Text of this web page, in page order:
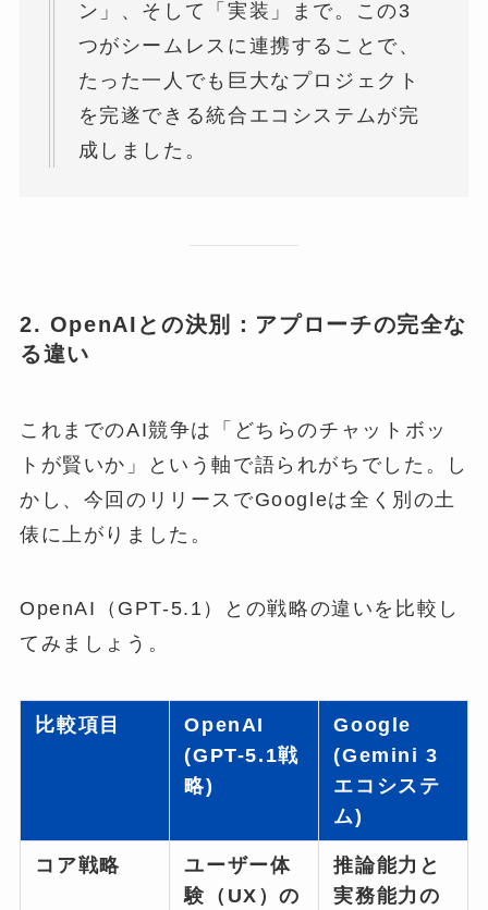
ン」、そして「実装」まで。この3
つがシームレスに連携することで、
たった一人でも巨大なプロジェクト
を完遂できる統合エコシステムが完
成しました。
2. OpenAIとの決別：アプローチの完全な
る違い
これまでのAI競争は「どちらのチャットボッ
トが賢いか」という軸で語られがちでした。し
かし、今回のリリースでGoogleは全く別の土
俵に上がりました。
OpenAI（GPT-5.1）との戦略の違いを比較し
てみましょう。
比較項目
OpenAI
(GPT-5.1戦
略)
Google
(Gemini 3
エコシステ
ム)
コア戦略
ユーザー体
験（UX）の
推論能力と
実務能力の